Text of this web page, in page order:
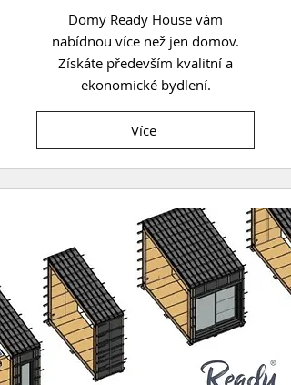
Domy Ready House vám
nabídnou více než jen domov.
Získáte především kvalitní a
ekonomické bydlení.
Více